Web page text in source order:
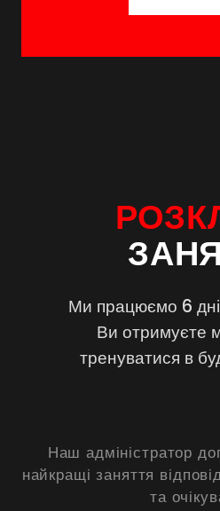
Ми працюємо 6
Ви отримуєте
тренуватися в
Наш адміністратор
найкращі заняття
та